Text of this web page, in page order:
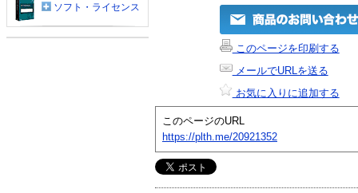
このページを印刷する
メールでURLを送る
お気に入りに追加する
このページのURL
https://plth.me/20921352
ソフト・ライセンス